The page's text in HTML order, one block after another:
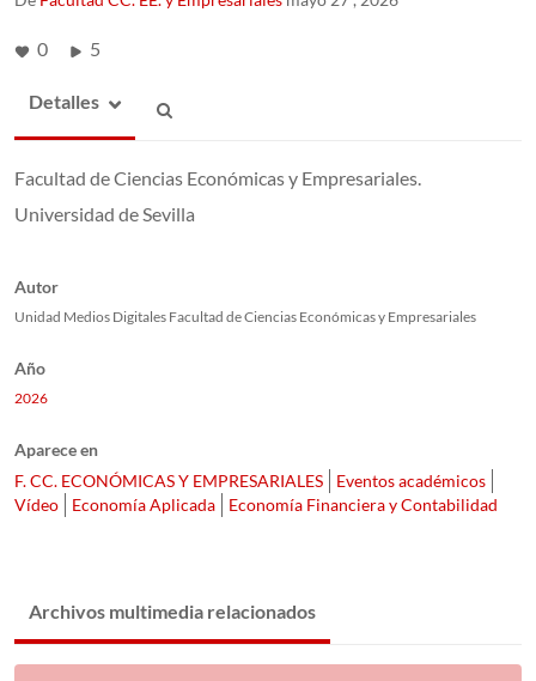
0 5
Detalles
Facultad de Ciencias Económicas y Empresariales.
Universidad de Sevilla
Autor
Unidad Medios Digitales Facultad de Ciencias Económicas y Empresariales
Año
2026
Aparece en
F. CC. ECONÓMICAS Y EMPRESARIALES
Eventos académicos
Vídeo
Economía Aplicada Economía Financiera y Contabilidad
Archivos multimedia relacionados